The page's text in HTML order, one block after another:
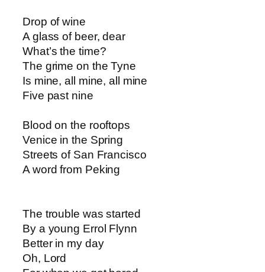
Drop of wine
A glass of beer, dear
What’s the time?
The grime on the Tyne
Is mine, all mine, all mine
Five past nine
Blood on the rooftops
Venice in the Spring
Streets of San Francisco
A word from Peking
The trouble was started
By a young Errol Flynn
Better in my day
Oh, Lord